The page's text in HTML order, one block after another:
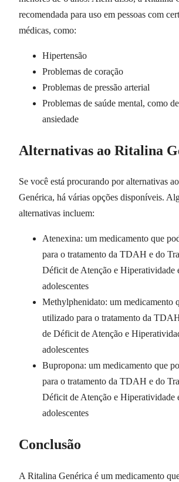
recomendada para uso em pessoas com
médicas, como:
Hipertensão
Problemas de coração
Problemas de pressão arterial
Problemas de saúde mental, como
ansiedade
Alternativas ao Ritalina
Se você está procurando por alternativas
Genérica, há várias opções disponíveis.
alternativas incluem:
Atenexina: um medicamento que
para o tratamento da TDAH e do
Déficit de Atenção e Hiperatividade
adolescentes
Methylphenidato: um medicamento
utilizado para o tratamento da
de Déficit de Atenção e
adolescentes
Bupropona: um medicamento que
para o tratamento da TDAH e do
Déficit de Atenção e Hiperatividade
adolescentes
Conclusão
A Ritalina Genérica é um medicamento